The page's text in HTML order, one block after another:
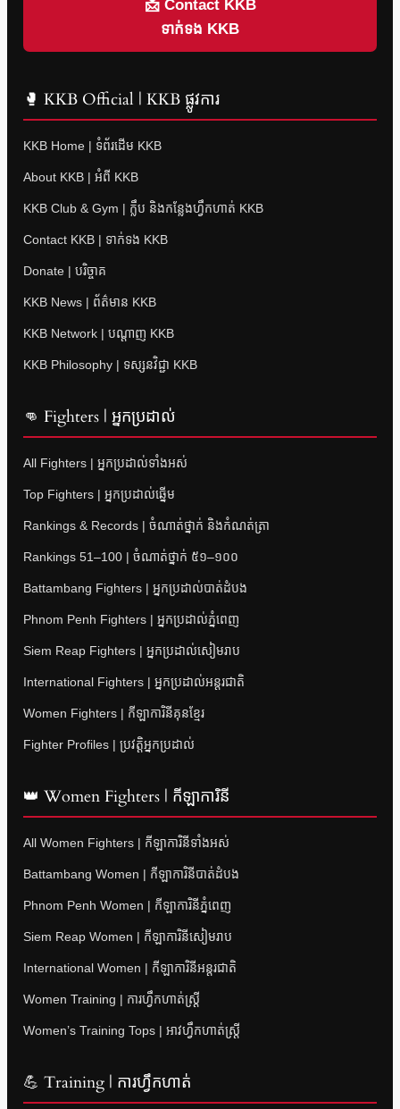
📩 Contact KKB
ទាក់ទង KKB
🥊 KKB Official | KKB ផ្លូវការ
KKB Home | ទំព័រដើម KKB
About KKB | អំពី KKB
KKB Club & Gym | ក្លឹប និងកន្លែងហ្វឹកហាត់ KKB
Contact KKB | ទាក់ទង KKB
Donate | បរិច្ចាគ
KKB News | ព័ត៌មាន KKB
KKB Network | បណ្តាញ KKB
KKB Philosophy | ទស្សនវិជ្ជា KKB
👊 Fighters | អ្នកប្រដាល់
All Fighters | អ្នកប្រដាល់ទាំងអស់
Top Fighters | អ្នកប្រដាល់ឆ្នើម
Rankings & Records | ចំណាត់ថ្នាក់ និងកំណត់ត្រា
Rankings 51–100 | ចំណាត់ថ្នាក់ ៥១–១០០
Battambang Fighters | អ្នកប្រដាល់បាត់ដំបង
Phnom Penh Fighters | អ្នកប្រដាល់ភ្នំពេញ
Siem Reap Fighters | អ្នកប្រដាល់សៀមរាប
International Fighters | អ្នកប្រដាល់អន្តរជាតិ
Women Fighters | កីឡាការិនីគុនខ្មែរ
Fighter Profiles | ប្រវត្តិអ្នកប្រដាល់
👑 Women Fighters | កីឡាការិនី
All Women Fighters | កីឡាការិនីទាំងអស់
Battambang Women | កីឡាការិនីបាត់ដំបង
Phnom Penh Women | កីឡាការិនីភ្នំពេញ
Siem Reap Women | កីឡាការិនីសៀមរាប
International Women | កីឡាការិនីអន្តរជាតិ
Women Training | ការហ្វឹកហាត់ស្ត្រី
Women’s Training Tops | អាវហ្វឹកហាត់ស្ត្រី
💪 Training | ការហ្វឹកហាត់